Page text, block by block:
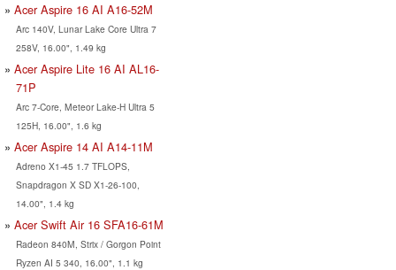
Acer Aspire 16 AI A16-52M
Arc 140V, Lunar Lake Core Ultra 7
258V, 16.00", 1.49 kg
Acer Aspire Lite 16 AI AL16-
71P
Arc 7-Core, Meteor Lake-H Ultra 5
125H, 16.00", 1.6 kg
Acer Aspire 14 AI A14-11M
Adreno X1-45 1.7 TFLOPS,
Snapdragon X SD X1-26-100,
14.00", 1.4 kg
Acer Swift Air 16 SFA16-61M
Radeon 840M, Strix / Gorgon Point
Ryzen AI 5 340, 16.00", 1.1 kg